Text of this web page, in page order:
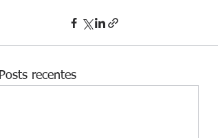
Posts recentes